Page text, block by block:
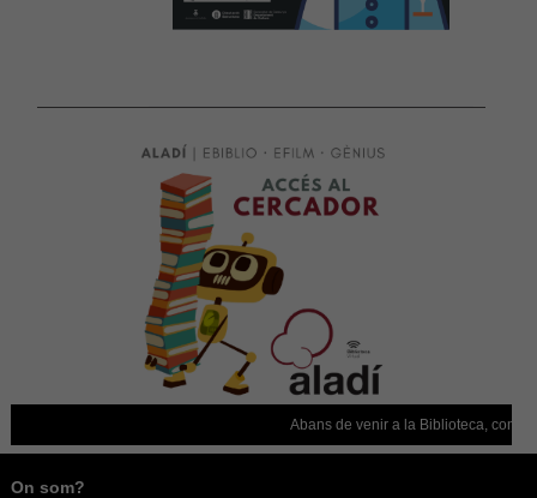
Abans de venir a la Biblioteca,
On som?